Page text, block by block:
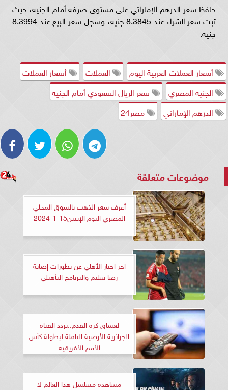
حافظ سعر الدرهم الإماراتي على مستوى صرفه أمام الجنيه، حيث
ثبت سعر الشراء عند 8.3845 جنيه، وسجل سعر البيع عند 8.3994
جنيه.
أسعار العملات العربية اليوم العملات
أسعار العملات
الجنيه المصري
سعر الريال السعودي أمام الجنيه
الدرهم الإماراتي
مصر24
موضوعات متعلقة
أعرف سعر الذهب بالسوق المحلي
المصري اليوم الإثنين15-1-2024
اخر اخبار الأهلي عن تطورات إصابة
رضا سليم والبرنامج التأهيلي
لعشاق كرة القدم..تردد القناة
الجزائرية الأرضية الناقلة لبطولة كأس
الأمم الأفريقية
مشاهدة مسلسل هذا العالم لا